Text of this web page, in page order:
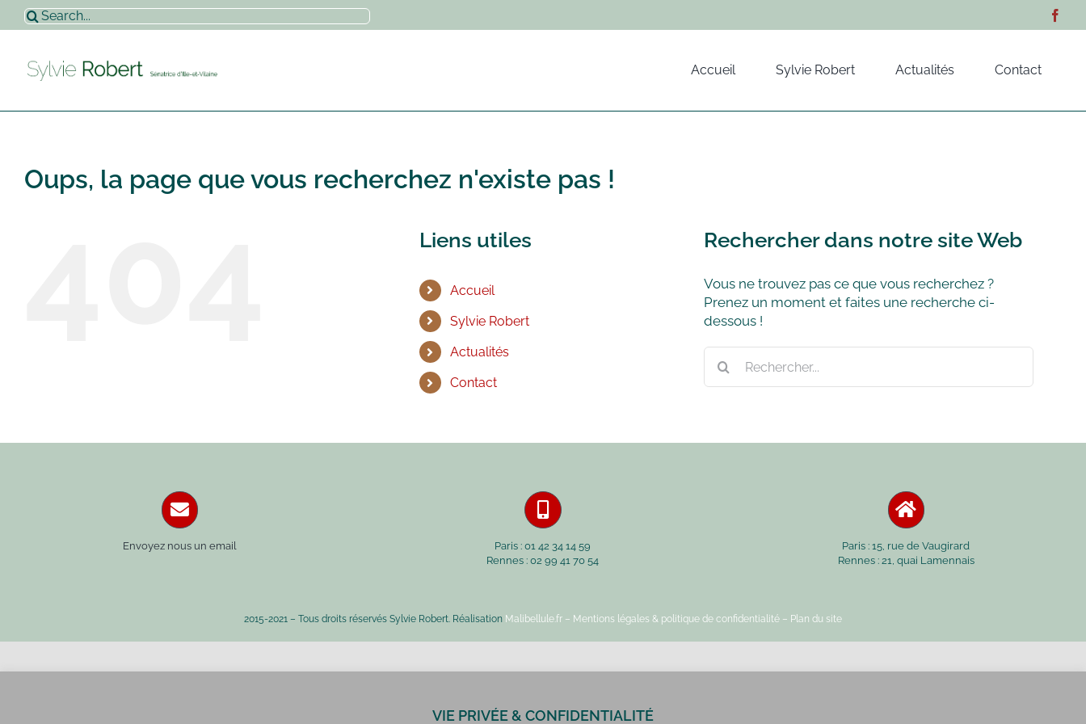
Passer
au
Rechercher:
Accueil Sylvie Robert Actualités Contact
Oups, la page que vous recherchez n'existe pas !
Liens utiles
Accueil
Sylvie Robert
Actualités
Contact
Rechercher dans notre site Web
Vous ne trouvez pas ce que vous recherchez ?
Prenez un moment et faites une recherche ci-
dessous !
Envoyez nous un email
Paris : 01 42 34 14 59
Rennes : 02 99 41 70 54
Paris : 15, rue de Vaugirard
Rennes : 21, quai Lamennais
2015-2021 – Tous droits réservés Sylvie Robert. Réalisation Malibellule.fr – Mentions légales & politique de confidentialité – Plan du site
VIE PRIVÉE & CONFIDENTIALITÉ